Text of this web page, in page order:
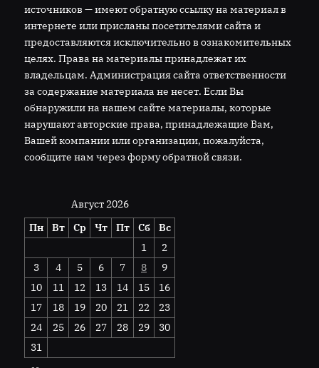
источников — имеют обратную ссылку на материал в
интернете или присланы посетителями сайта и
предоставляются исключительно в ознакомительных
целях. Права на материалы принадлежат их
владельцам. Администрация сайта ответственности
за содержание материала не несет. Если Вы
обнаружили на нашем сайте материалы, которые
нарушают авторские права, принадлежащие Вам,
Вашей компании или организации, пожалуйста,
сообщите нам через форму обратной связи.
Август 2026
Пн
Вт Ср Чт Пт Сб
Вс
1
2
3
4 5 6 7 8
9
10
11 12 13 14 15
16
17
18 19 20 21 22
23
24
25 26 27 28 29
30
31